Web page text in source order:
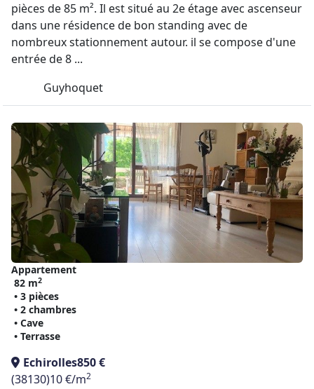
pièces de 85 m². Il est situé au 2e étage avec ascenseur
dans une résidence de bon standing avec de
nombreux stationnement autour. il se compose d'une
entrée de 8 ...
Guyhoquet
Appartement
82 m2
• 3 pièces
• 2 chambres
• Cave
• Terrasse
Echirolles850 €
(38130)10 €/m2